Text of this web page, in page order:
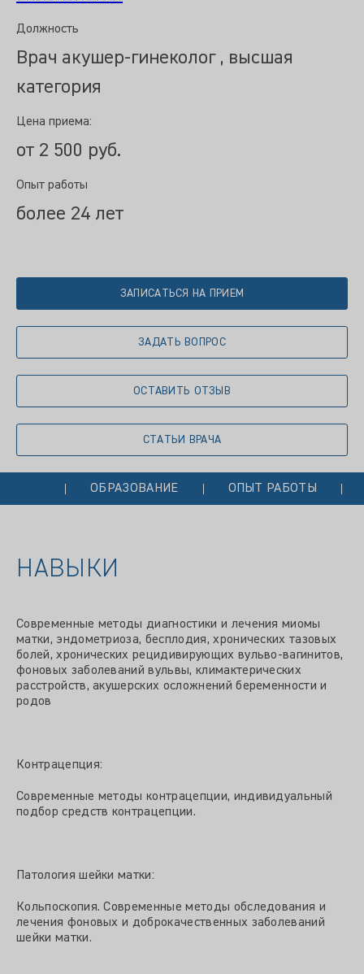
Должность
Врач акушер-гинеколог , высшая
категория
Цена приема:
от 2 500 руб.
Опыт работы
более 24 лет
ЗАПИСАТЬСЯ НА ПРИЕМ
ЗАДАТЬ ВОПРОС
ОСТАВИТЬ ОТЗЫВ
СТАТЬИ ВРАЧА
ОБРАЗОВАНИЕ ОПЫТ РАБОТЫ
НАВЫКИ
Современные методы диагностики и лечения миомы
матки, эндометриоза, бесплодия, хронических тазовых
болей, хронических рецидивирующих вульво-вагинитов,
фоновых заболеваний вульвы, климактерических
расстройств, акушерских осложнений беременности и
родов
Контрацепция:
Современные методы контрацепции, индивидуальный
подбор средств контрацепции.
Патология шейки матки:
Кольпоскопия. Современные методы обследования и
лечения фоновых и доброкачественных заболеваний
шейки матки.